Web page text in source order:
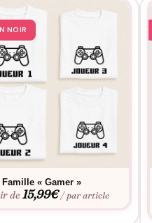
NOIR
« Gamer »
de15,99€ / par article